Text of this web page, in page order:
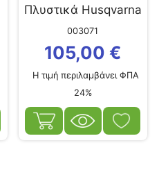
Πλυστικά Husqvarna
003071
105,00 €
Η τιμή περιλαμβάνει ΦΠΑ
24%